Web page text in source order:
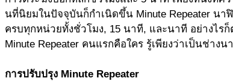
นที่นิยมในปัจจุบันก็กำเนิดขึ้น Minute Repeater นาฬิ
ครบทุกหน่วยทั้งชั่วโมง, 15 นาที, และนาที อย่างไร
Minute Repeater คนแรกคือใคร รู้เพียงว่าเป็นช่าง
การปรับปรุง Minute Repeater